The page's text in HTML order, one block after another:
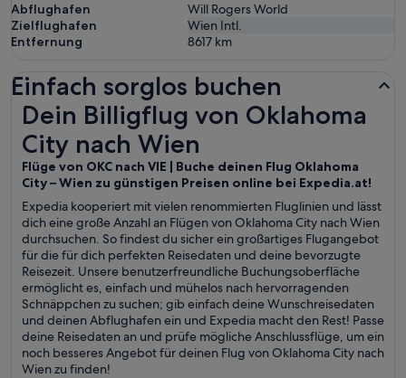
Abflughafen
Will Rogers World
Zielflughafen
Wien Intl.
Entfernung
8617 km
Einfach sorglos buchen
Dein Billigflug von Oklahoma
City nach Wien
Flüge von OKC nach VIE | Buche deinen Flug Oklahoma
City – Wien zu günstigen Preisen online bei Expedia.at!
Expedia kooperiert mit vielen renommierten Fluglinien und lässt
dich eine große Anzahl an Flügen von Oklahoma City nach Wien
durchsuchen. So findest du sicher ein großartiges Flugangebot
für die für dich perfekten Reisedaten und deine bevorzugte
Reisezeit. Unsere benutzerfreundliche Buchungsoberfläche
ermöglicht es, einfach und mühelos nach hervorragenden
Schnäppchen zu suchen; gib einfach deine Wunschreisedaten
und deinen Abflughafen ein und Expedia macht den Rest! Passe
deine Reisedaten an und prüfe mögliche Anschlussflüge, um ein
noch besseres Angebot für deinen Flug von Oklahoma City nach
Wien zu finden!
Dein Billigflug von Oklahoma City nach Wien